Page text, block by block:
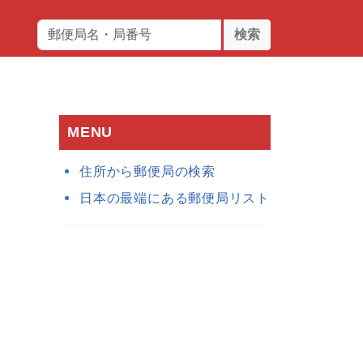
検索
MENU
住所から郵便局の検索
日本の最端にある郵便局リスト